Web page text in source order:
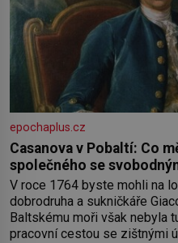
epochaplus.cz
Casanova v Pobaltí: Co
společného se
V roce 1764 byste mohli na
dobrodruha a sukničkáře
Baltskému moři však nebyla
pracovní cestou se zištnými